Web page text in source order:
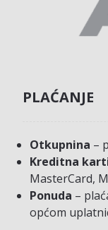
PLAĆANJE
Otkupnina –
Kreditna
MasterCard,
Ponuda –
općom